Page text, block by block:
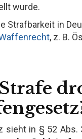
wurde.
Strafbarkeit in
, z. B.
sieht in § 52